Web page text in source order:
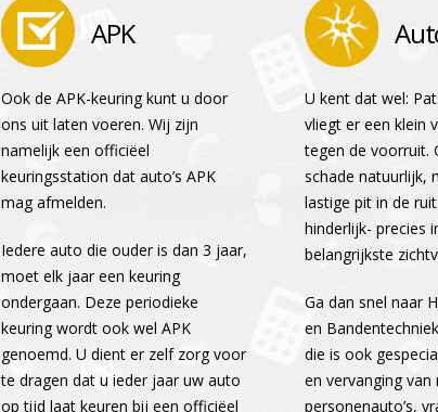
APK
Ook de APK-keuring kunt u door
ons uit laten voeren. Wij zijn
namelijk een officiëel
keuringsstation dat auto’s APK
mag afmelden.
Iedere auto die ouder is dan 3 jaar,
moet elk jaar een keuring
ondergaan. Deze periodieke
keuring wordt ook wel APK
genoemd. U dient er zelf zorg voor
te dragen dat u ieder jaar uw auto
op tijd laat keuren bij een officiëel
U kent dat wel:
vliegt er een klein
tegen de voorruit.
schade natuurlijk,
lastige pit in de
hinderlijk- precies
belangrijkste
Ga dan snel naar
en
die is ook
en vervanging
personenauto’s,